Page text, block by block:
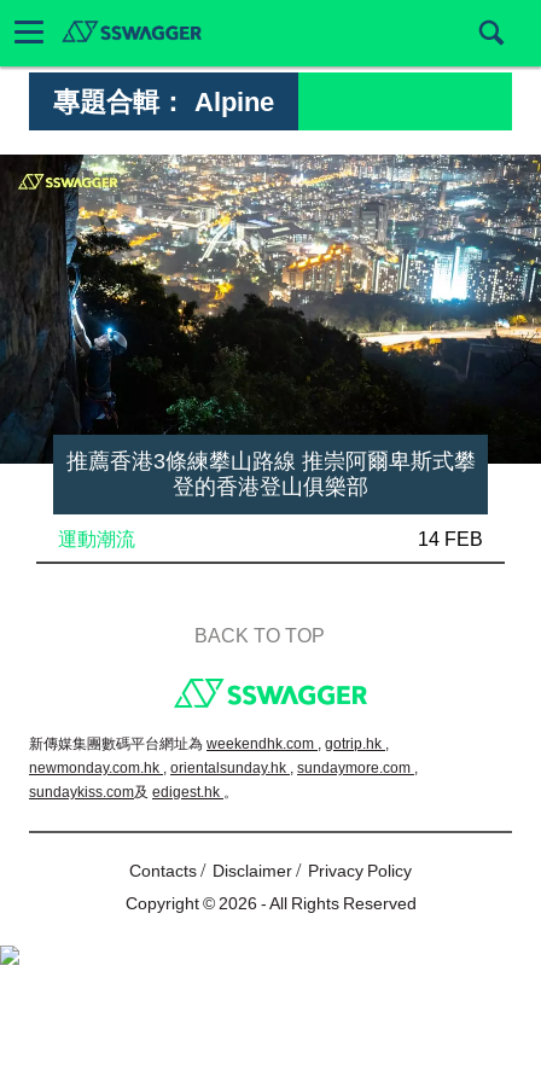
專題合輯： Alpine
推薦香港3條練攀山路線 推崇阿爾卑斯式攀
登的香港登山俱樂部
運動潮流 14 FEB
BACK TO TOP
新傳媒集團數碼平台網址為 weekendhk.com , gotrip.hk ,
newmonday.com.hk , orientalsunday.hk , sundaymore.com ,
sundaykiss.com及 edigest.hk 。
Contacts/ Disclaimer/ Privacy Policy
Copyright © 2026 - All Rights Reserved